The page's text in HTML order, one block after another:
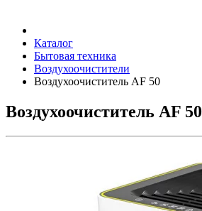
Каталог
Бытовая техника
Воздухоочистители
Воздухоочиститель AF 50
Воздухоочиститель AF 50